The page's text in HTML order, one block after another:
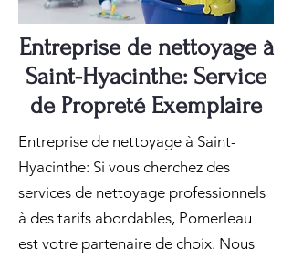
Entreprise de nettoyage à
Saint-Hyacinthe: Service
de Propreté Exemplaire
Entreprise de nettoyage à Saint-
Hyacinthe: Si vous cherchez des
services de nettoyage professionnels
à des tarifs abordables, Pomerleau
est votre partenaire de choix. Nous